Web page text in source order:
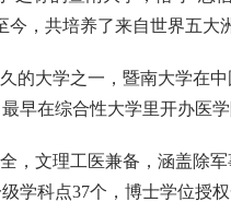
今，共培养了来自世界五大
的大学之一，暨南大学在
早在综合性大学里开办医
，文理工医兼备，涵盖除
学科点37个，博士学位授